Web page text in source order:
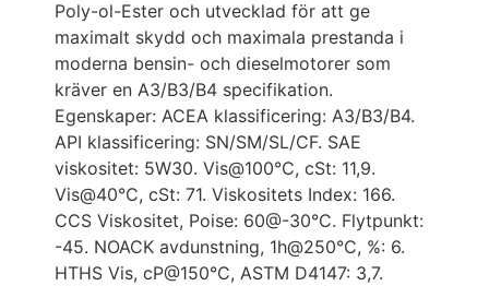
Poly-ol-Ester och utvecklad för att ge
maximalt skydd och maximala prestanda i
moderna bensin- och dieselmotorer som
kräver en A3/B3/B4 specifikation.
Egenskaper: ACEA klassificering: A3/B3/B4.
API klassificering: SN/SM/SL/CF. SAE
viskositet: 5W30. Vis@100°C, cSt: 11,9.
Vis@40°C, cSt: 71. Viskositets Index: 166.
CCS Viskositet, Poise: 60@-30°C. Flytpunkt:
-45. NOACK avdunstning, 1h@250°C, %: 6.
HTHS Vis, cP@150°C, ASTM D4147: 3,7.